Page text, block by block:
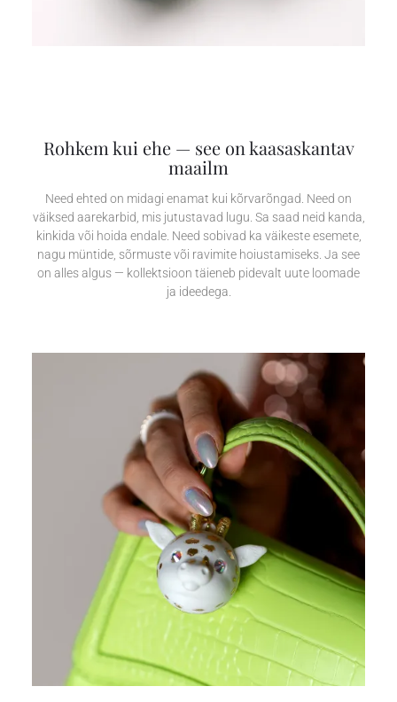
Rohkem kui ehe — see on kaasaskantav
maailm
Need ehted on midagi enamat kui kõrvarõngad. Need on
väiksed aarekarbid, mis jutustavad lugu. Sa saad neid kanda,
kinkida või hoida endale. Need sobivad ka väikeste esemete,
nagu müntide, sõrmuste või ravimite hoiustamiseks. Ja see
on alles algus — kollektsioon täieneb pidevalt uute loomade
ja ideedega.